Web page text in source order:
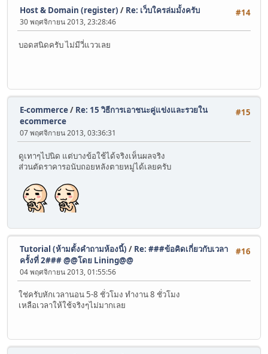
#14
Host & Domain (register) / Re: เว็บใครล่มมั้งครับ
30 พฤศจิกายน 2013, 23:28:46
บอดสนิดครับ ไม่มีวี่แววเลย
#15
E-commerce/ Re: 15 วิธีการเอาชนะคู่แข่งและรวยใน
ecommerce
07 พฤศจิกายน 2013, 03:36:31
ดูเทาๆไปนิด แต่บางข้อใช้ได้จริงเห็นผลจริง
ส่วนตัดราคารอนับถอยหลังตายหมู่ได้เลยครับ
#16
Tutorial (ห้ามตั้งคำถามห้องนี้) / Re: ###ข้อคิดเกี่ยวกับเวลา
ครั้งที่ 2### @@โดย Lining@@
04 พฤศจิกายน 2013, 01:55:56
ใช่ครับหักเวลานอน 5-8 ชั่วโมง ทำงาน 8 ชั่วโมง
เหลือเวลาให้ใช้จริงๆไม่มากเลย